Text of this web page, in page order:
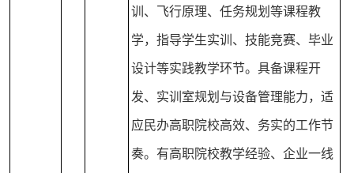
训、飞行原理、任务规划等课程教
学，指导学生实训、技能竞赛、毕业
设计等实践教学环节。具备课程开
发、实训室规划与设备管理能力，适
应民办高职院校高效、务实的工作节
奏。有高职院校教学经验、企业一线